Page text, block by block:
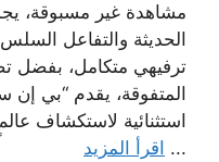
مشاهدة غير مسبوقة،
الحديثة والتفاعل
ترفيهي متكامل، بفضل
المتفوقة، يقدم “بي
استثنائية لاستكشاف
... اقرأ المزيد